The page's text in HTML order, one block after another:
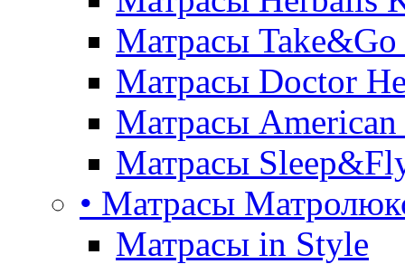
Матрасы Take&Go
Матрасы Doctor
Матрасы American
Матрасы
• Матрасы
Матрасы in Style